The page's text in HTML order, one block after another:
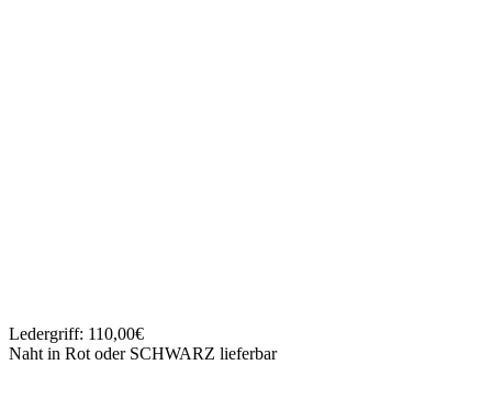
Ledergriff: 110,00€
Naht in Rot oder SCHWARZ lieferbar